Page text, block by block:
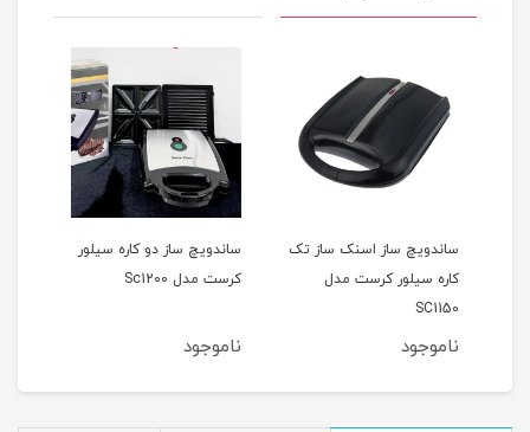
ساندویچ ساز اسنک ساز تک
کاره سیلور کرست مدل
SC1150
ناموجود
ساندویچ ساز دو کاره سیلور
کرست مدل Sc1200
ناموجود